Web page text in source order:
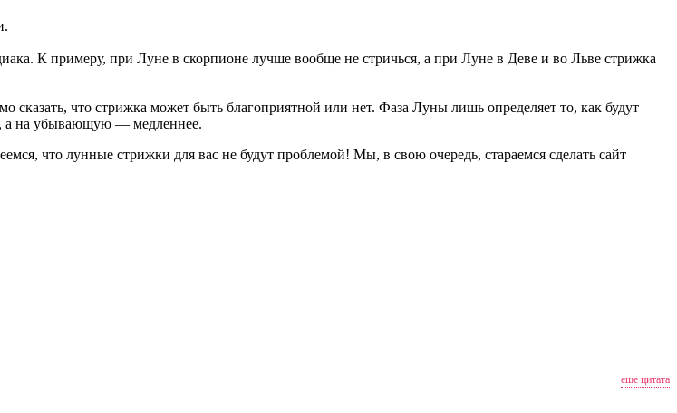
К примеру, при Луне в скорпионе лучше вообще не стричься, а при Луне в Деве и во Льве стрижка
сказать, что стрижка может быть благоприятной или нет. Фаза Луны лишь определяет то, как будут
а на убывающую — медленнее.
что лунные стрижки для вас не будут проблемой! Мы, в свою очередь, стараемся сделать сайт
еще цитата